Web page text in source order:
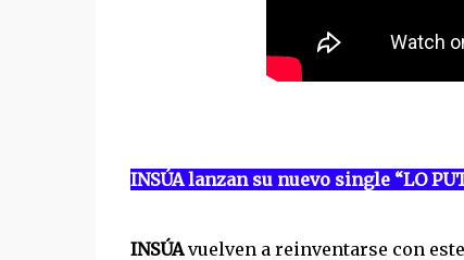
INSÚA lanzan su nuevo single “LO
INSÚAvuelven a reinventarse con